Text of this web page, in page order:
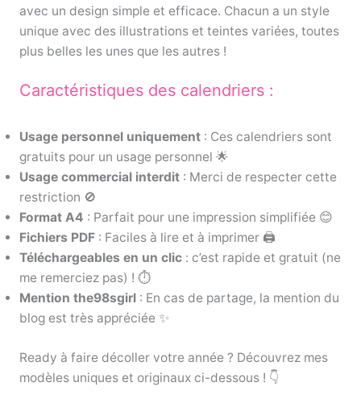
avec un design simple et efficace. Chacun a un style
unique avec des illustrations et teintes variées, toutes
plus belles les unes que les autres !
Caractéristiques des calendriers :
Usage personnel uniquement: Ces calendriers sont
gratuits pour un usage personnel 🌟
Usage commercial interdit: Merci de respecter cette
restriction 🚫
Format A4 : Parfait pour une impression simplifiée 😊
Fichiers PDF: Faciles à lire et à imprimer 🖨️
Téléchargeables en un clic : c’est rapide et gratuit (ne
me remerciez pas) ! ⏱️
Mention the98sgirl: En cas de partage, la mention du
blog est très appréciée ✨
Ready à faire décoller votre année ? Découvrez mes
modèles uniques et originaux ci-dessous ! 👇